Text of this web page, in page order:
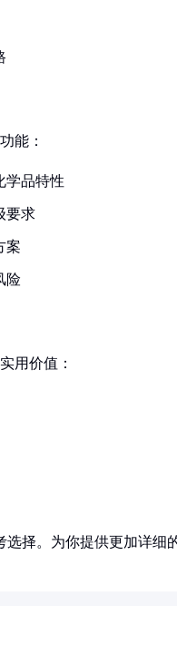
能：
学品特性
要求
案
险
用价值：
择。为你提供更加详细